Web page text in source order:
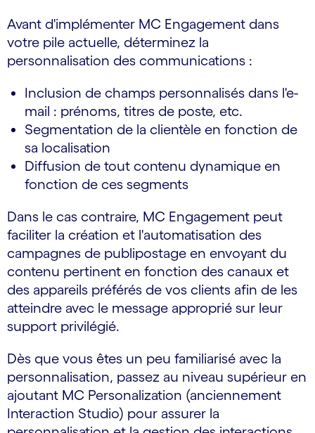
Avant d'implémenter MC Engagement dans
votre pile actuelle, déterminez la
personnalisation des communications :
Inclusion de champs personnalisés dans l'e-
mail : prénoms, titres de poste, etc.
Segmentation de la clientèle en fonction de
sa localisation
Diffusion de tout contenu dynamique en
fonction de ces segments
Dans le cas contraire, MC Engagement peut
faciliter la création et l'automatisation des
campagnes de publipostage en envoyant du
contenu pertinent en fonction des canaux et
des appareils préférés de vos clients afin de les
atteindre avec le message approprié sur leur
support privilégié.
Dès que vous êtes un peu familiarisé avec la
personnalisation, passez au niveau supérieur en
ajoutant MC Personalization (anciennement
Interaction Studio) pour assurer la